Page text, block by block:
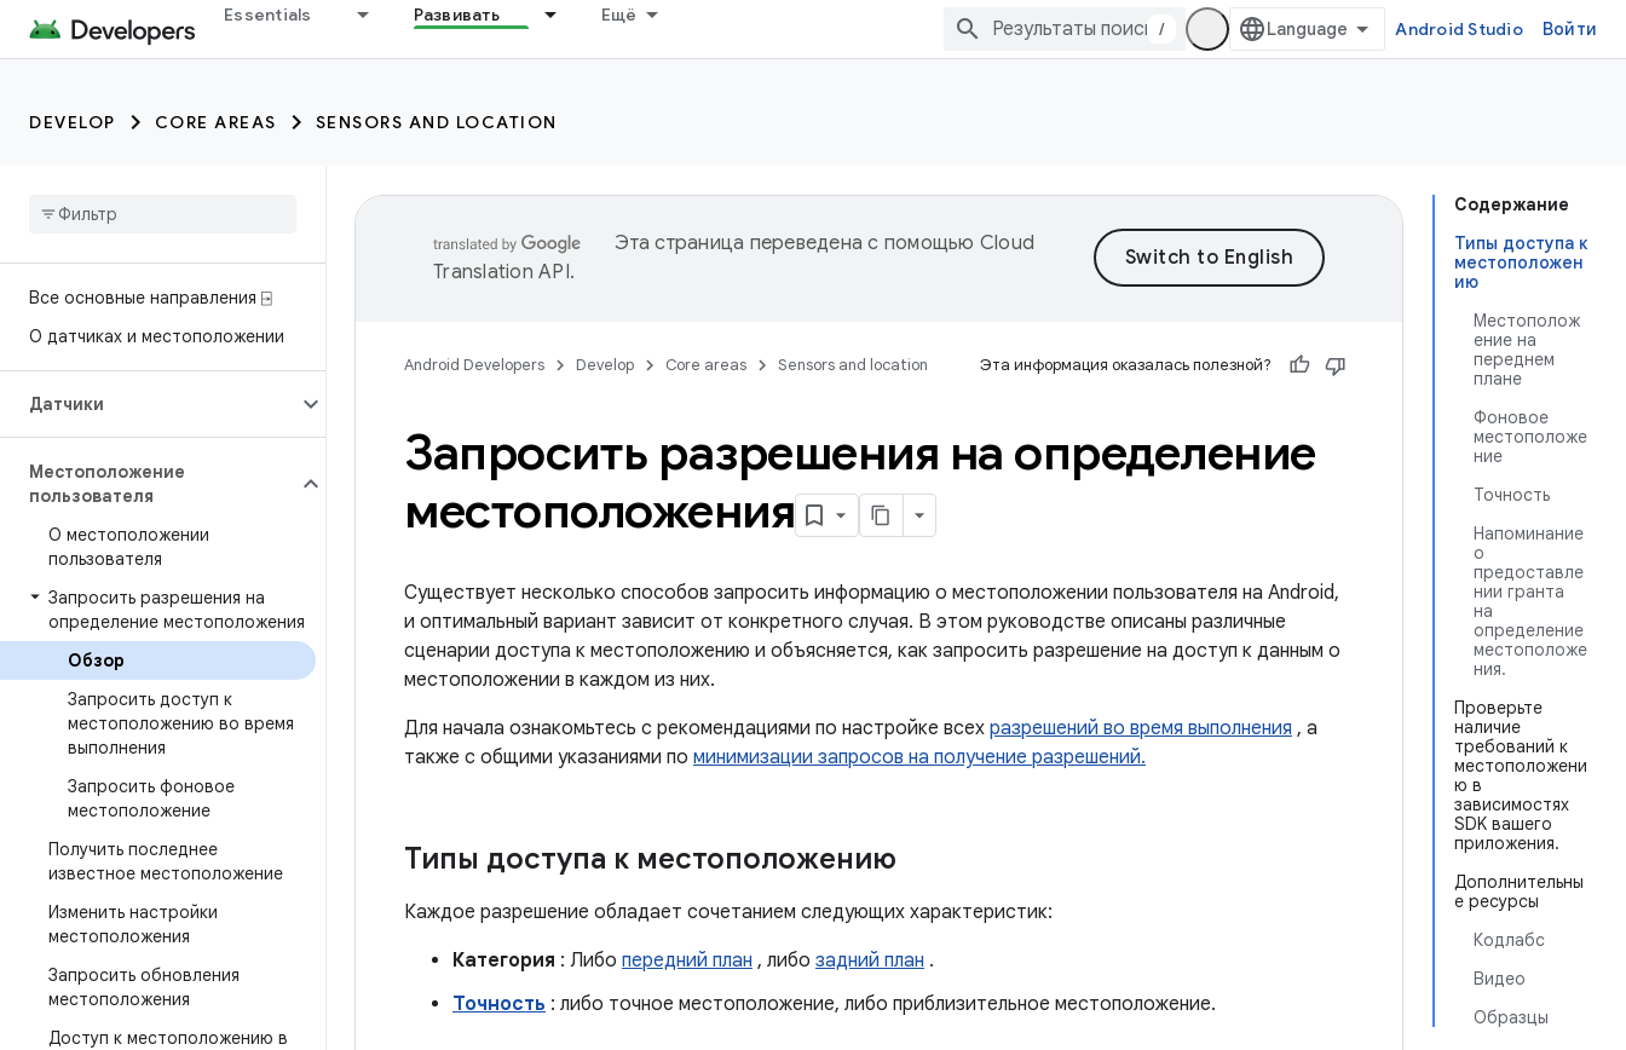
Essentials Развивать Ещё
/ Android Studio Войти
DEVELOP CORE AREAS SENSORS AND LOCATION
Все основные направления ⍈
О датчиках и местоположении
Датчики
Местоположение
пользователя
О местоположении
пользователя
Запросить разрешения на
определение местоположения
Обзор
Запросить доступ к
местоположению во время
выполнения
Запросить фоновое
местоположение
Получить последнее
известное местоположение
Изменить настройки
местоположения
Запросить обновления
местоположения
Доступ к местоположению в
Содержание
Типы доступа к
местоположен
ию
Местополож
ение на
переднем
плане
Фоновое
местоположе
ние
Точность
Напоминание
о
предоставле
нии гранта
на
определение
местоположе
ния.
Проверьте
наличие
требований к
местоположени
ю в
зависимостях
SDK вашего
приложения.
Дополнительны
е ресурсы
Кодлабс
Видео
Образцы
Эта страница переведена с помощью Cloud
Translation API.
Android Developers Develop Core areas Sensors and location Эта информация оказалась полезной?
Запросить разрешения на определение
местоположения
Существует несколько способов запросить информацию о местоположении пользователя на Android,
и оптимальный вариант зависит от конкретного случая. В этом руководстве описаны различные
сценарии доступа к местоположению и объясняется, как запросить разрешение на доступ к данным о
местоположении в каждом из них.
Для начала ознакомьтесь с рекомендациями по настройке всех разрешений во время выполнения , а
также с общими указаниями по минимизации запросов на получение разрешений.
Типы доступа к местоположению
Каждое разрешение обладает сочетанием следующих характеристик:
Категория : Либо передний план , либо задний план .
Точность : либо точное местоположение, либо приблизительное местоположение.